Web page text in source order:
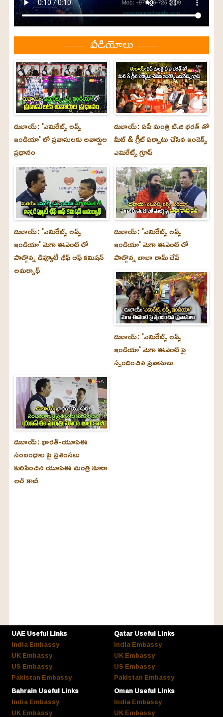
వీడియోలు
దుబాయ్: 'ఎమిరేట్స్ లవ్స్
ఇండియా' లో ప్రవాసులకు అవార్డుల
ప్రధానం
దుబాయ్: ఏపీ మంత్రి టి.జి భరత్ తో
మీట్ & గ్రీట్ ఏర్పాటు చేసిన ఇండెక్స్
ఎమిరేట్స్ గ్రూప్
దుబాయ్‌: 'ఎమిరేట్స్ లవ్స్
ఇండియా' మెగా ఈవెంట్ లో
పాల్గొన్న డిప్యూటీ ఛీఫ్ ఆఫ్ కమిషన్
అమర్నాథ్
దుబాయ్‌: 'ఎమిరేట్స్ లవ్స్
ఇండియా' మెగా ఈవెంట్ లో
పాల్గొన్న బాబా రామ్ దేవ్
దుబాయ్‌: 'ఎమిరేట్స్ లవ్స్
ఇండియా' మెగా ఈవెంట్ పై
స్పందించిన ప్రవాసులు
దుబాయ్‌: భారత్-యూఏఈ
సంబంధాల పై ప్రశంసలు
కురిపించిన యూఏఈ మంత్రి నూరా
అల్‌ కాబీ
UAE Useful Links
India Embassy
UK Embassy
US Embassy
Pakistan Embassy
Qatar Useful Links
India Embassy
UK Embassy
US Embassy
Pakistan Embassy
Bahrain Useful Links
India Embassy
UK Embassy
Oman Useful Links
India Embassy
UK Embassy